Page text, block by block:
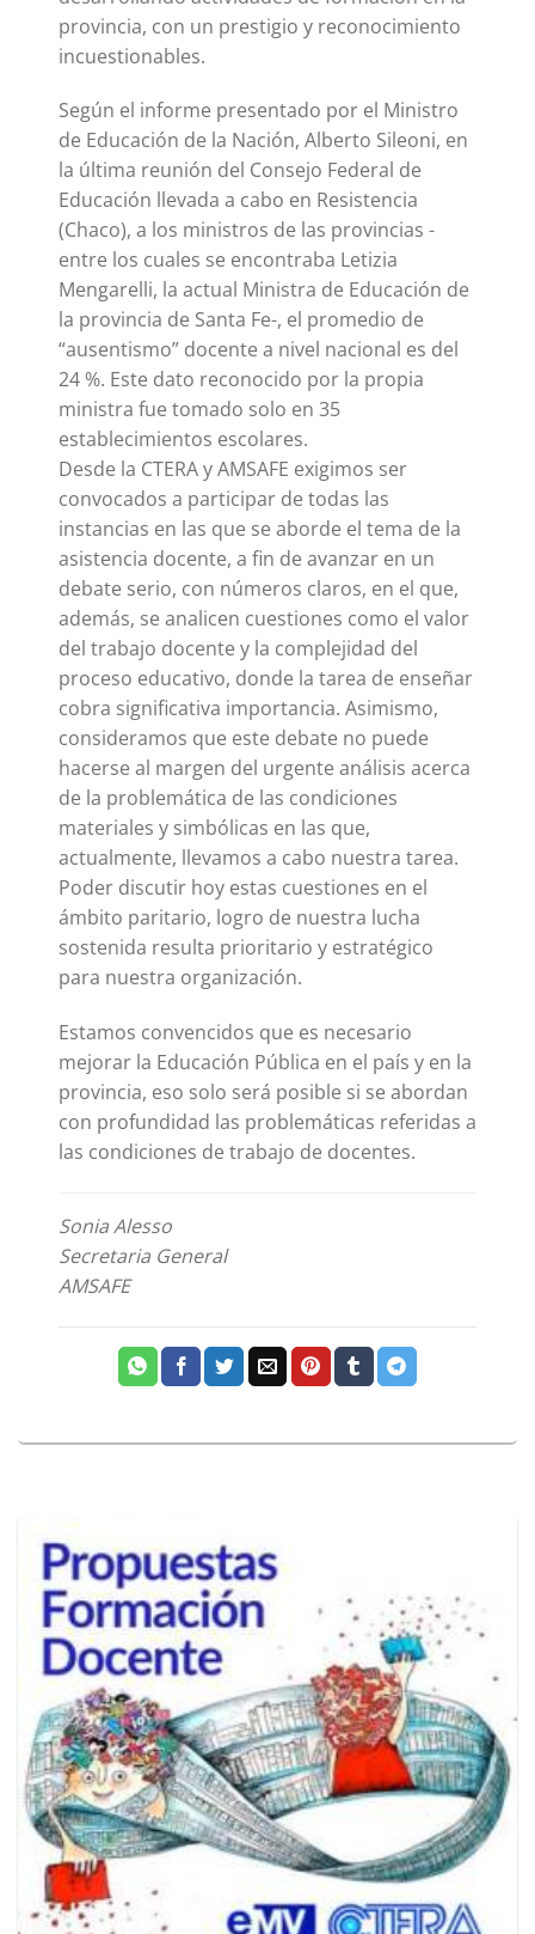
provincia, con un prestigio y reconocimiento
incuestionables.
Según el informe presentado por el Ministro
de Educación de la Nación, Alberto Sileoni, en
la última reunión del Consejo Federal de
Educación llevada a cabo en Resistencia
(Chaco), a los ministros de las provincias -
entre los cuales se encontraba Letizia
Mengarelli, la actual Ministra de Educación de
la provincia de Santa Fe-, el promedio de
“ausentismo” docente a nivel nacional es del
24 %. Este dato reconocido por la propia
ministra fue tomado solo en 35
establecimientos escolares.
Desde la CTERA y AMSAFE exigimos ser
convocados a participar de todas las
instancias en las que se aborde el tema de la
asistencia docente, a fin de avanzar en un
debate serio, con números claros, en el que,
además, se analicen cuestiones como el valor
del trabajo docente y la complejidad del
proceso educativo, donde la tarea de enseñar
cobra significativa importancia. Asimismo,
consideramos que este debate no puede
hacerse al margen del urgente análisis acerca
de la problemática de las condiciones
materiales y simbólicas en las que,
actualmente, llevamos a cabo nuestra tarea.
Poder discutir hoy estas cuestiones en el
ámbito paritario, logro de nuestra lucha
sostenida resulta prioritario y estratégico
para nuestra organización.
Estamos convencidos que es necesario
mejorar la Educación Pública en el país y en la
provincia, eso solo será posible si se abordan
con profundidad las problemáticas referidas a
las condiciones de trabajo de docentes.
Sonia Alesso
Secretaria General
AMSAFE